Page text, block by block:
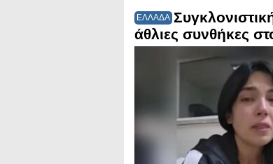
ΕΛΛΑΔΑ
άθλιες συνθήκες